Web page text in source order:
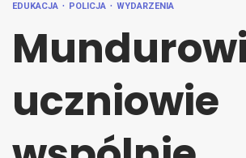
EDUKACJA POLICJA WYDARZENIA
uczniowie